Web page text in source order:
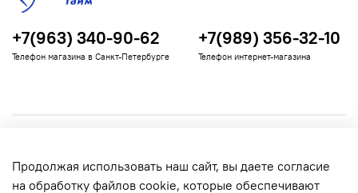
Информация для покупателей
+7(963) 340-90-62
Телефон магазина в Санкт-Петербурге
+7(989) 356-32-10
Телефон интернет-магазина
Продолжая использовать наш сайт, вы даете согласие
на обработку файлов cookie, которые обеспечивают